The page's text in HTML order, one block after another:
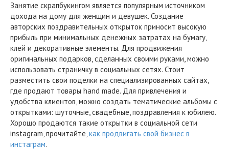
Занятие скрапбукингом является популярным источником
дохода на дому для женщин и девушек. Создание
авторских поздравительных открыток приносит высокую
прибыль при минимальных денежных затратах на бумагу,
клей и декоративные элементы. Для продвижения
оригинальных подарков, сделанных своими руками, можно
использовать страничку в социальных сетях. Стоит
разместить свои поделки на специализированных сайтах,
где продают товары hand made. Для привлечения и
удобства клиентов, можно создать тематические альбомы с
открытками: шуточные, свадебные, поздравления к юбилею.
Хорошо продаются такие открытки в социальной сети
instagram, прочитайте,как продвигать свой бизнес в
инстаграм.